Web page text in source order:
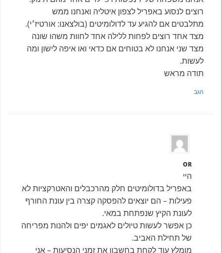
רוצים לנסוע באפריל לצפון איטליה ואנחנו ממש
מתלבטים אם להגיע עד לדולומיטים (בולצאנו: אורטיז׳י).
מצד אחד רוצים לפחות ללילה אחד לחוות משהו שונה
מצד שני אנחנו לא בטוחים אם כדאי ואו איפה לישון ומה
לעשות.
תודה מראש
הגב
OR
היי
באפריל בדולומיטים חלק מהרכבלים והאטרקציות לא
פעילות – הם יוצאים להפסקה קצרה בין עונת החורף
לעונת הקיץ שנפתחת במאי.
כן אפשר לעשות טיולים לאגמים יפים ולהנות מפריחה
של תחילת האביב.
מומלץ עוד לקחת בחשבון את זמני הנסיעות – אני